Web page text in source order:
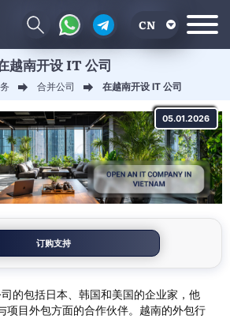
CN
UA
越南开设 IT 公司
合并公司 在越南开设 IT 公司
05.01.2026
订购支持
的包括日本、韩国和美国的企业家，他
项目外包方面的合作伙伴。越南的外包行